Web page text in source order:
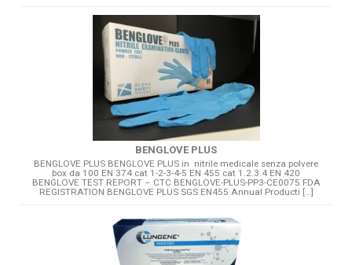
BENGLOVE PLUS
BENGLOVE PLUS BENGLOVE PLUS in nitrile medicale senza polvere
box da 100 EN 374 cat 1-2-3-4-5 EN 455 cat 1.2.3.4 EN 420
BENGLOVE TEST REPORT – CTC BENGLOVE-PLUS-PP3-CE0075 FDA
REGISTRATION BENGLOVE PLUS SGS EN455 Annual Producti […]